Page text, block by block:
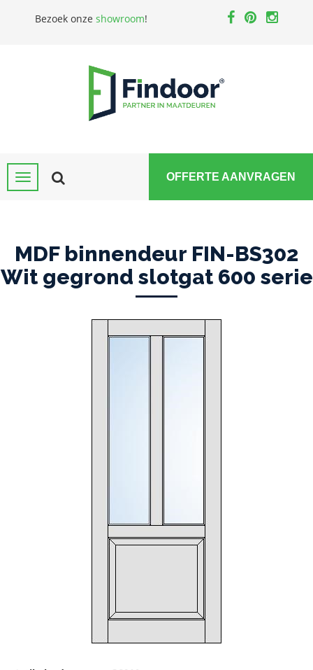
Bezoek onze showroom!
OFFERTE AANVRAGEN
MDF binnendeur FIN-BS302
Wit gegrond slotgat 600 serie